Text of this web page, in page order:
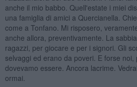
anche il mio babbo. Quell'estate i miei
una famiglia di amici a Quercianella.
come a Tonfano. Mi risposero,
anche allora, preventivamente. La
ragazzi, per giocare e per i signori. Gli
selvaggi ed erano da poveri. E forse noi,
dovevamo essere. Ancora lacrime.
ormai.